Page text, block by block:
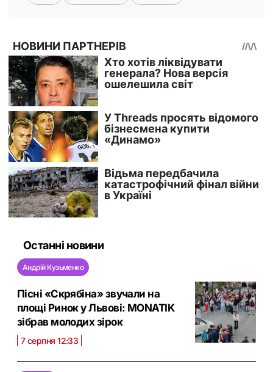
Останні новини
Андрій Кузьменко
Пісні «Скрябіна» звучали на
площі Ринок у Львові: MONATIK
зібрав молодих зірок
7 серпня 12:33